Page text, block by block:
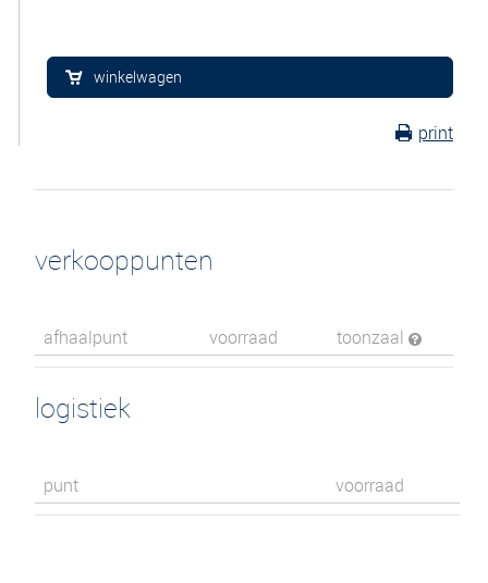
winkelwagen
print
verkooppunten
afhaalpunt voorraad toonzaal
logistiek
punt voorraad